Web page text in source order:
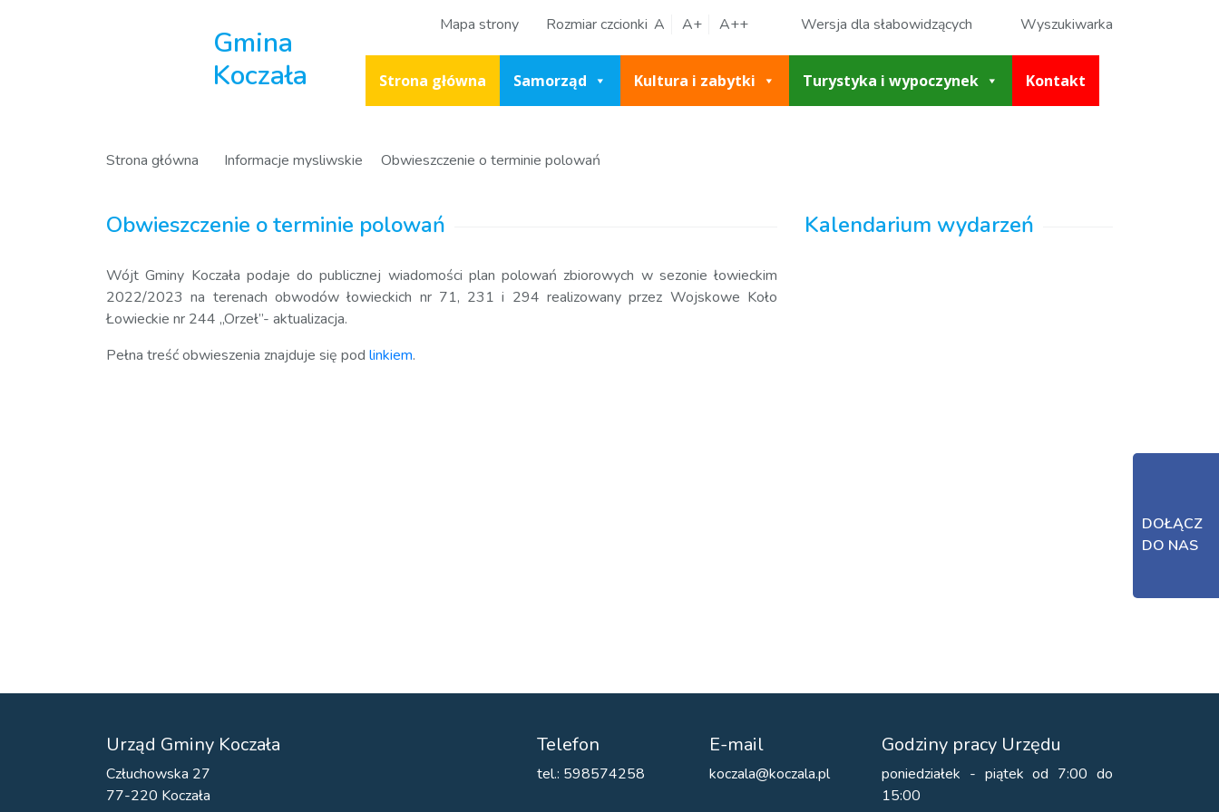
Gmina
Koczała
Mapa strony Rozmiar czcionki A A+ A++ Wersja dla słabowidzących Wyszukiwarka
Strona główna Samorząd Kultura i zabytki Turystyka i wypoczynek Kontakt
DOŁĄCZ
DO NAS
Strona główna Informacje mysliwskie Obwieszczenie o terminie polowań
Obwieszczenie o terminie polowań
Wójt Gminy Koczała podaje do publicznej wiadomości plan polowań zbiorowych w sezonie łowieckim
2022/2023 na terenach obwodów łowieckich nr 71, 231 i 294 realizowany przez Wojskowe Koło
Łowieckie nr 244 „Orzeł”- aktualizacja.
Pełna treść obwieszenia znajduje się pod linkiem.
Kalendarium wydarzeń
Urząd Gminy Koczała
Człuchowska 27
77-220 Koczała
Telefon
tel.: 598574258
E-mail
koczala@koczala.pl
Godziny pracy Urzędu
poniedziałek - piątek od 7:00 do
15:00